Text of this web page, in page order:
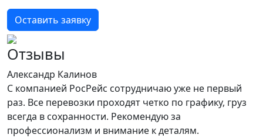
Оставить заявку
Отзывы
Александр Калинов
С компанией РосРейс сотрудничаю уже не первый
раз. Все перевозки проходят четко по графику, груз
всегда в сохранности. Рекомендую за
профессионализм и внимание к деталям.